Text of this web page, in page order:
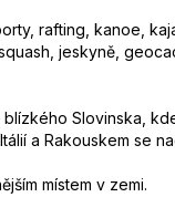
rafting, kanoe,
jeskyně,
Slovinska,
a Rakouskem se
místem v zemi.